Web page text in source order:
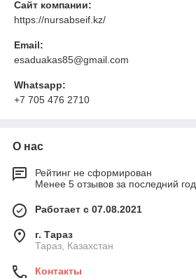
Сайт компании:
https://nursabseif.kz/
Email:
esaduakas85@gmail.com
Whatsapp:
+7 705 476 2710
О нас
Рейтинг не сформирован
Менее 5 отзывов за последний год
Работает с 07.08.2021
г. Тараз
Тараз, Казахстан
Контакты